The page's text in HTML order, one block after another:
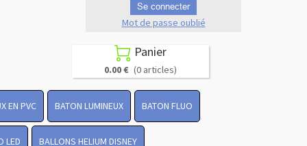
Se connecter
Mot de passe oublié
 Panier
0.00 € (0 articles)
EN PVC BATON LUMINEUX BATON FLUO
LED BALLONS HELIUM DISNEY